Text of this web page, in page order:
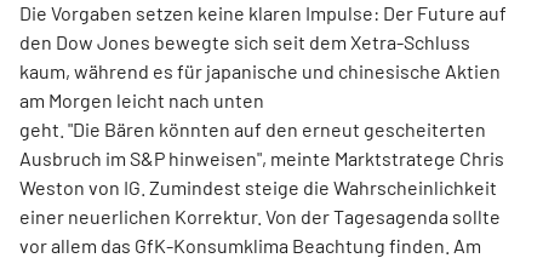
Die Vorgaben setzen keine klaren Impulse: Der Future auf
den Dow Jones bewegte sich seit dem Xetra-Schluss
kaum, während es für japanische und chinesische Aktien
am Morgen leicht nach unten
geht. "Die Bären könnten auf den erneut gescheiterten
Ausbruch im S&P hinweisen", meinte Marktstratege Chris
Weston von IG. Zumindest steige die Wahrscheinlichkeit
einer neuerlichen Korrektur. Von der Tagesagenda sollte
vor allem das GfK-Konsumklima Beachtung finden. Am